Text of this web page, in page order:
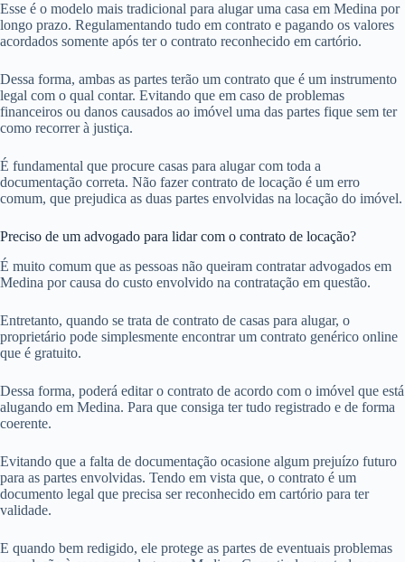
Esse é o modelo mais tradicional para alugar uma casa em Medina por
longo prazo. Regulamentando tudo em contrato e pagando os valores
acordados somente após ter o contrato reconhecido em cartório.
Dessa forma, ambas as partes terão um contrato que é um instrumento
legal com o qual contar. Evitando que em caso de problemas
financeiros ou danos causados ao imóvel uma das partes fique sem ter
como recorrer à justiça.
É fundamental que procure casas para alugar com toda a
documentação correta. Não fazer contrato de locação é um erro
comum, que prejudica as duas partes envolvidas na locação do imóvel.
Preciso de um advogado para lidar com o contrato de locação?
É muito comum que as pessoas não queiram contratar advogados em
Medina por causa do custo envolvido na contratação em questão.
Entretanto, quando se trata de contrato de casas para alugar, o
proprietário pode simplesmente encontrar um contrato genérico online
que é gratuito.
Dessa forma, poderá editar o contrato de acordo com o imóvel que está
alugando em Medina. Para que consiga ter tudo registrado e de forma
coerente.
Evitando que a falta de documentação ocasione algum prejuízo futuro
para as partes envolvidas. Tendo em vista que, o contrato é um
documento legal que precisa ser reconhecido em cartório para ter
validade.
E quando bem redigido, ele protege as partes de eventuais problemas